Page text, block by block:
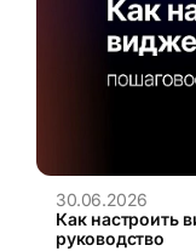
30.06.2026
Как настроить
руководство